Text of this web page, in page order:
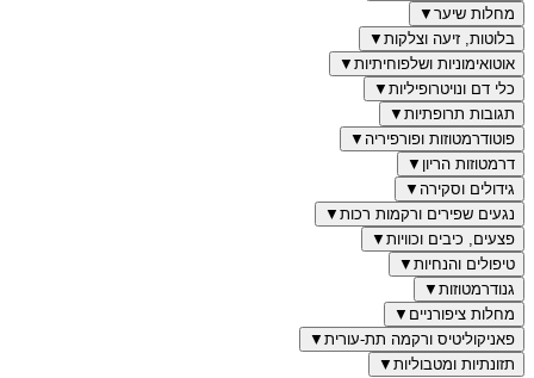
מחלות שיער ▼
בלוטות, זיעה וצלקות ▼
אוטואימוניות ושלפוחיתיות ▼
כלי דם ונויטרופיליות ▼
תגובות תרופתיות ▼
פוטודרמטוזות ופורפיריה ▼
דרמטוזות הריון ▼
גידולים וסקירה ▼
נגעים שפירים ורקמות רכות ▼
פצעים, כיבים וכוויות ▼
טיפולים והנחיות ▼
גנודרמטוזות ▼
מחלות ציפורניים ▼
פאניקוליטיס ורקמה תת-עורית ▼
תזונתיות ומטבוליות ▼